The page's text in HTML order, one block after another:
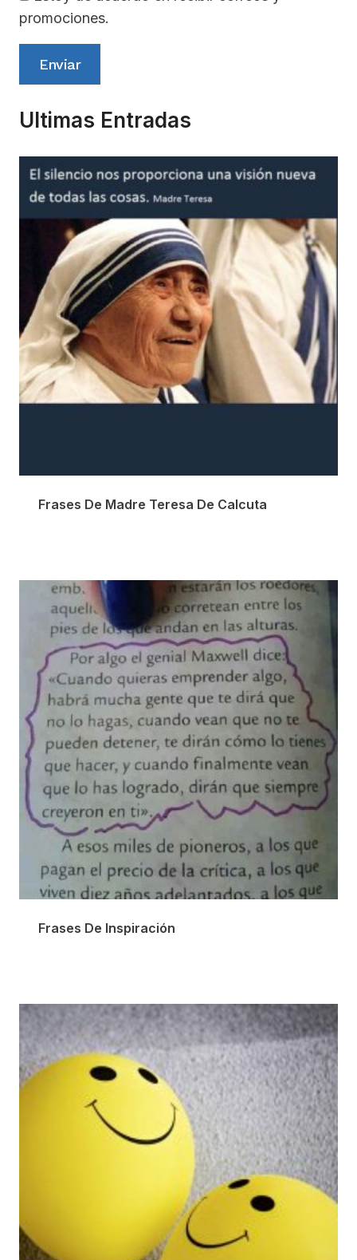
promociones.
Enviar
Ultimas Entradas
Frases De Madre Teresa De Calcuta
Frases De Inspiración